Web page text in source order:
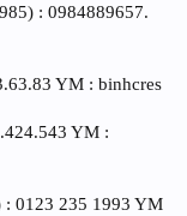
: 0984889657.
YM : binhcres
YM :
: 0123 235 1993 YM